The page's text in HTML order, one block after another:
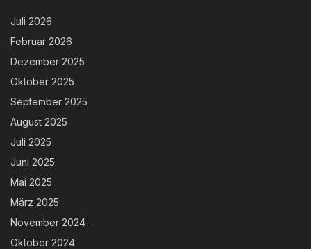
Juli 2026
Februar 2026
Dezember 2025
Oktober 2025
September 2025
August 2025
Juli 2025
Juni 2025
Mai 2025
März 2025
November 2024
Oktober 2024